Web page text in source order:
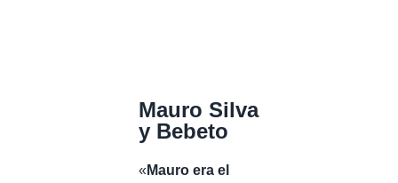
Mauro Silva
y Bebeto
« Mauro era el